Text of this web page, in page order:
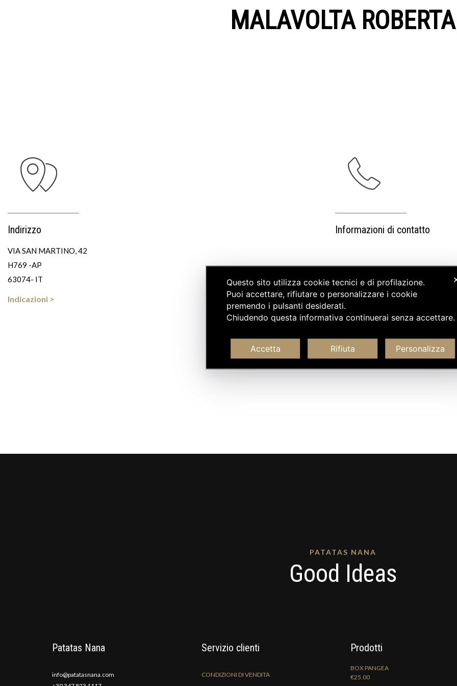
MALAVOLTA ROBERTA
Indirizzo
VIA SAN MARTINO, 42
H769 -AP
63074- IT
Indicazioni >
Informazioni di contatto
Questo sito utilizza cookie tecnici e di profilazione.
Puoi accettare, rifiutare o personalizzare i cookie
premendo i pulsanti desiderati.
Chiudendo questa informativa continuerai senza
Accetta Rifiuta Personalizza
PATATAS NANA
Good Ideas
Patatas Nana
info@patatasnana.com
Servizio clienti
CONDIZIONI DI VENDITA
Prodotti
BOX PANGEA
€25.00